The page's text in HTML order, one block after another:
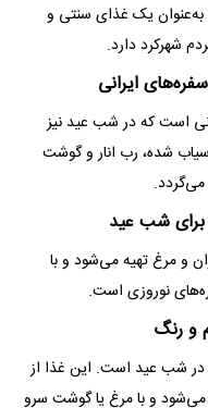
یک غذای سنتی و
شهرکرد دارد.
است که در شب عید نیز
شده، رب انار و گوشت
می‌گردد.
و مرغ تهیه می‌شود و با
نوروزی است.
در شب عید است. این غذا از
می‌شود و با مرغ یا گوشت سرو